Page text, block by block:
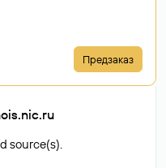
Предзаказ
source(s).